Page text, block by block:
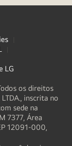
LG
os direitos
inscrita no
sede na
7377, Área
12091-000,